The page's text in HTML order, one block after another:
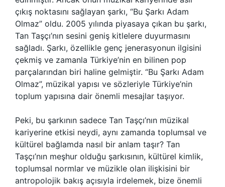
çıkış noktasını sağlayan şarkı, “Bu Şarkı Adam
Olmaz” oldu. 2005 yılında piyasaya çıkan bu şarkı,
Tan Taşçı’nın sesini geniş kitlelere duyurmasını
sağladı. Şarkı, özellikle genç jenerasyonun ilgisini
çekmiş ve zamanla Türkiye’nin en bilinen pop
parçalarından biri haline gelmiştir. “Bu Şarkı Adam
Olmaz”, müzikal yapısı ve sözleriyle Türkiye’nin
toplum yapısına dair önemli mesajlar taşıyor.
Peki, bu şarkının sadece Tan Taşçı’nın müzikal
kariyerine etkisi neydi, aynı zamanda toplumsal ve
kültürel bağlamda nasıl bir anlam taşır? Tan
Taşçı’nın meşhur olduğu şarkısının, kültürel kimlik,
toplumsal normlar ve müzikle olan ilişkisini bir
antropolojik bakış açısıyla irdelemek, bize önemli